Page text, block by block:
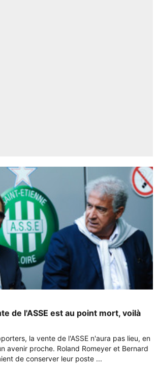
de l'ASSE est au point mort, voilà
la vente de l'ASSE n'aura pas lieu, en
avenir proche. Roland Romeyer et Bernard
de conserver leur poste ...